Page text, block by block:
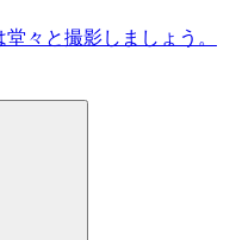
々と撮影しましょう。